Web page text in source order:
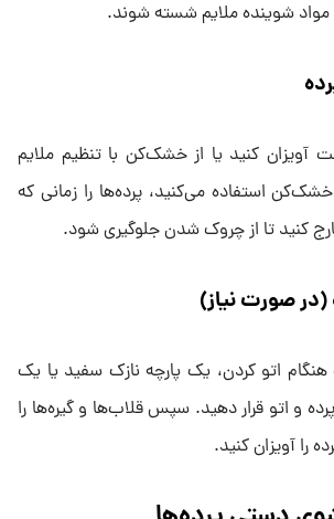
شوینده ملایم شسته شوند.
آویزان کنید یا از خشک‌کن با تنظیم ملایم
خشک‌کن استفاده می‌کنید، پرده‌ها را زمانی که
(در صورت نیاز)
هنگام اتو کردن، یک پارچه نازک سفید یا یک
و اتو قرار دهید. سپس قلاب‌ها و گیره‌ها را
را آویزان کنید.